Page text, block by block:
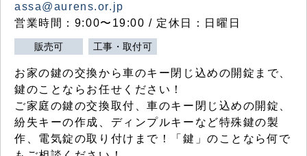
assa@aurens.or.jp
営業時間：9:00〜19:00 / 定休日：日曜日
販売可 工事・取付可
お家の鍵の交換から車のキー閉じ込めの開錠まで、
鍵のことならお任せください！
ご家庭の鍵の交換取付、車のキー閉じ込めの開錠、
紛失キーの作成、ディンプルキーなど特殊鍵の製
作、電気錠の取り付けまで！「鍵」のことなら何で